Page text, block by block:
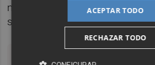
nuestro papel es aconsejar y
sentido de la salud.
ACEPTAR TODO
RECHAZAR TODO